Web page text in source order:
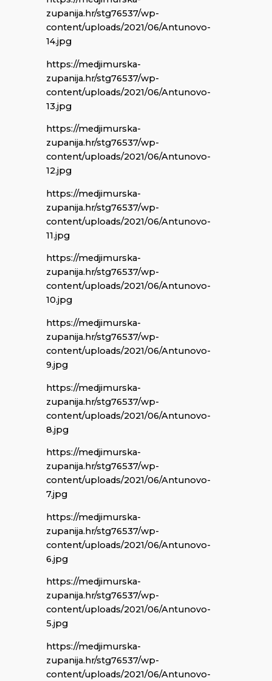
zupanija.hr/stg76537/wp-
content/uploads/2021/06/Antunovo-
14.jpg
https://medjimurska-
zupanija.hr/stg76537/wp-
content/uploads/2021/06/Antunovo-
13.jpg
https://medjimurska-
zupanija.hr/stg76537/wp-
content/uploads/2021/06/Antunovo-
12.jpg
https://medjimurska-
zupanija.hr/stg76537/wp-
content/uploads/2021/06/Antunovo-
11.jpg
https://medjimurska-
zupanija.hr/stg76537/wp-
content/uploads/2021/06/Antunovo-
10.jpg
https://medjimurska-
zupanija.hr/stg76537/wp-
content/uploads/2021/06/Antunovo-
9.jpg
https://medjimurska-
zupanija.hr/stg76537/wp-
content/uploads/2021/06/Antunovo-
8.jpg
https://medjimurska-
zupanija.hr/stg76537/wp-
content/uploads/2021/06/Antunovo-
7.jpg
https://medjimurska-
zupanija.hr/stg76537/wp-
content/uploads/2021/06/Antunovo-
6.jpg
https://medjimurska-
zupanija.hr/stg76537/wp-
content/uploads/2021/06/Antunovo-
5.jpg
https://medjimurska-
zupanija.hr/stg76537/wp-
content/uploads/2021/06/Antunovo-